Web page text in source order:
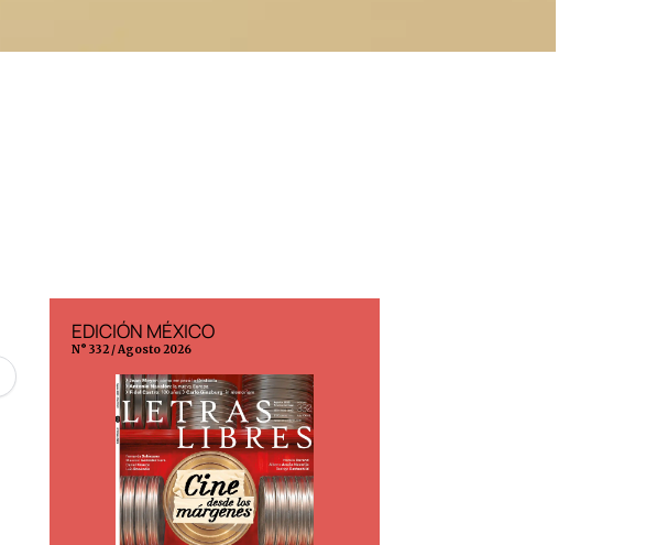
EDICIÓN MÉXICO
N° 332 / Agosto 2026